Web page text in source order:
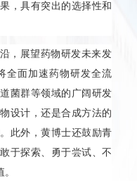
，具有突出的选择性和
，展望药物研发未来发
全面加速药物研发全流
菌群等领域的广阔研发
设计，还是合成方法的
此外，黄博士还鼓励青
于探索、勇于尝试、不